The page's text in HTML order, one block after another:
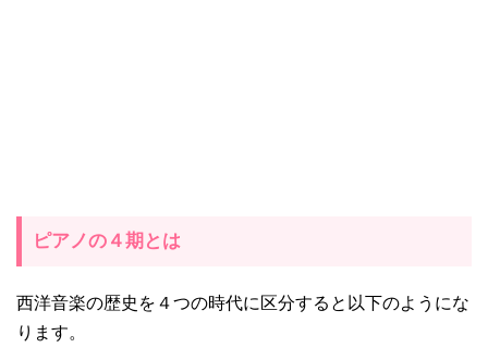
ピアノの４期とは
西洋音楽の歴史を４つの時代に区分すると以下のようにな
ります。